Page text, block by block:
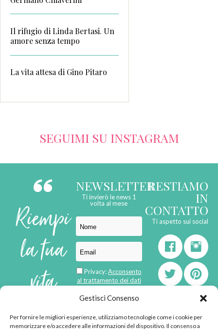
Gestisci Consenso
Per fornire le migliori esperienze, utilizziamo tecnologie come i cookie per
memorizzare e/o accedere alle informazioni del dispositivo. Il consenso a
Il rifugio di Linda Bertasi. Un
amore senza tempo
La vita attesa di Gino Pitaro
SEGUIMI SU INSTAGRAM
Riempi
la tua
vita
di
NEWSLETTER
Ti invierò le news 1
volta al mese
Privacy:Acconsento
al trattamento dei dati
RESTIAMO
IN
CONTATTO
Ti aspetto sui social
born inMaMaStudiOs